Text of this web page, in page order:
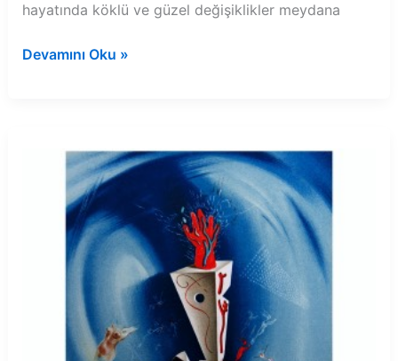
hayatında köklü ve güzel değişiklikler meydana
Rüyada
Devamını Oku »